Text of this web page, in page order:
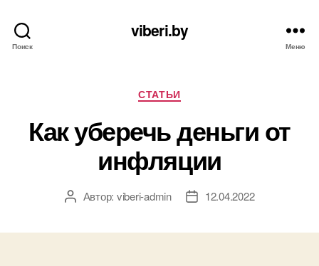
Поиск
viberi.by
Меню
Рубрики
СТАТЬИ
Как уберечь деньги от
инфляции
АвторАвтор: viberi-admin
Дата12.04.2022